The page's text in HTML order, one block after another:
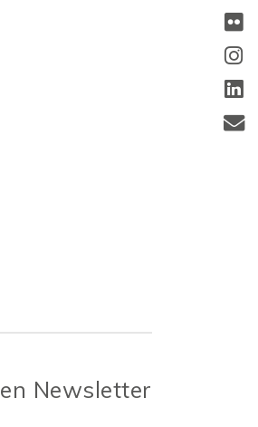
Newsletter